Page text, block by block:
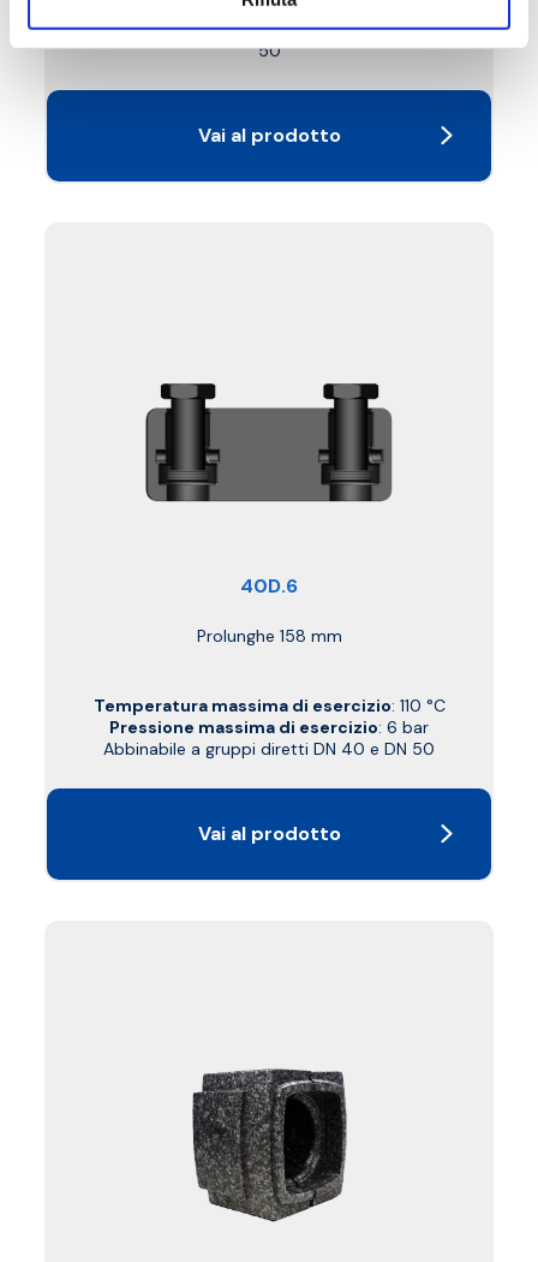
Pressione massima di esercizio
Abbinabile a gruppi motorizzabili DN 40 e DN
50
Vai al prodotto
40D.6
Prolunghe 158 mm
Temperatura massima di esercizio: 110 °C
Pressione massima di esercizio: 6 bar
Abbinabile a gruppi diretti DN 40 e DN 50
Vai al prodotto